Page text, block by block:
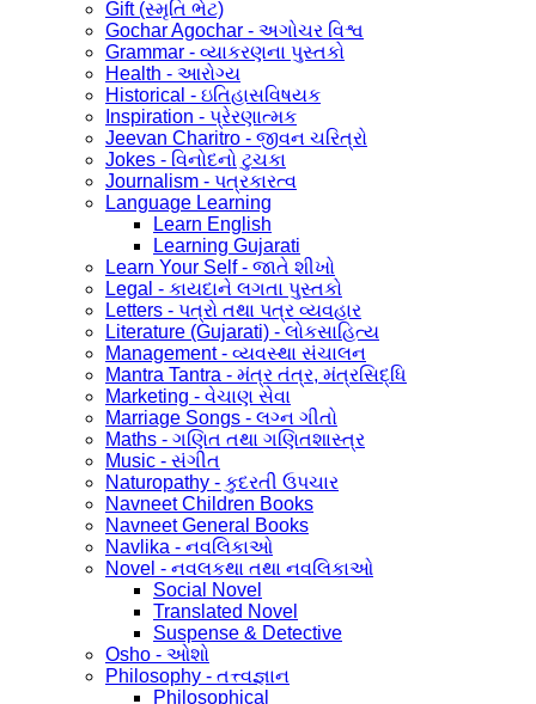
Gift (સ્મૃતિ ભેટ)
Gochar Agochar - અગોચર વિશ્વ
Grammar - વ્યાકરણના પુસ્તકો
Health - આરોગ્ય
Historical - ઇતિહાસવિષયક
Inspiration - પ્રેરણાત્મક
Jeevan Charitro - જીવન ચરિત્રો
Jokes - વિનોદનો ટુચકા
Journalism - પત્રકારત્વ
Language Learning
Learn English
Learning Gujarati
Learn Your Self - જાતે શીખો
Legal - કાયદાને લગતા પુસ્તકો
Letters - પત્રો તથા પત્ર વ્યવહાર
Literature (Gujarati) - લોકસાહિત્ય
Management - વ્યવસ્થા સંચાલન
Mantra Tantra - મંત્ર તંત્ર, મંત્રસિદ્ધિ
Marketing - વેચાણ સેવા
Marriage Songs - લગ્ન ગીતો
Maths - ગણિત તથા ગણિતશાસ્ત્ર
Music - સંગીત
Naturopathy - કુદરતી ઉપચાર
Navneet Children Books
Navneet General Books
Navlika - નવલિકાઓ
Novel - નવલકથા તથા નવલિકાઓ
Social Novel
Translated Novel
Suspense & Detective
Osho - ઓશો
Philosophy - તત્ત્વજ્ઞાન
Philosophical